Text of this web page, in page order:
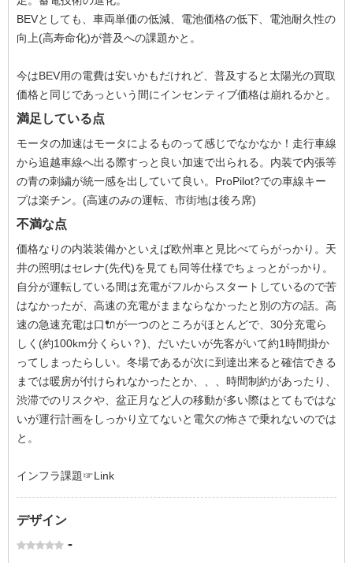
BEVとしても、車両単価の低減、電池価格の低下、電池耐久性の
向上(高寿命化)が普及への課題かと。
今はBEV用の電費は安いかもだけれど、普及すると太陽光の買取
価格と同じであっという間にインセンティブ価格は崩れるかと。
満足している点
モータの加速はモータによるものって感じでなかなか！走行車線
から追越車線へ出る際すっと良い加速で出られる。内装で内張等
の青の刺繍が統一感を出していて良い。ProPilot?での車線キー
プは楽チン。(高速のみの運転、市街地は後ろ席)
不満な点
価格なりの内装装備かといえば欧州車と見比べてらがっかり。天
井の照明はセレナ(先代)を見ても同等仕様でちょっとがっかり。
自分が運転している間は充電がフルからスタートしているので苦
はなかったが、高速の充電がままならなかったと別の方の話。高
速の急速充電は口🔌が一つのところがほとんどで、30分充電ら
しく(約100km分くらい？)、だいたいが先客がいて約1時間掛か
ってしまったらしい。冬場であるが次に到達出来ると確信できる
までは暖房が付けられなかったとか、、、時間制約があったり、
渋滞でのリスクや、盆正月など人の移動が多い際はとてもではな
いが運行計画をしっかり立てないと電欠の怖さで乗れないのでは
と。
インフラ課題☞Link
デザイン
-